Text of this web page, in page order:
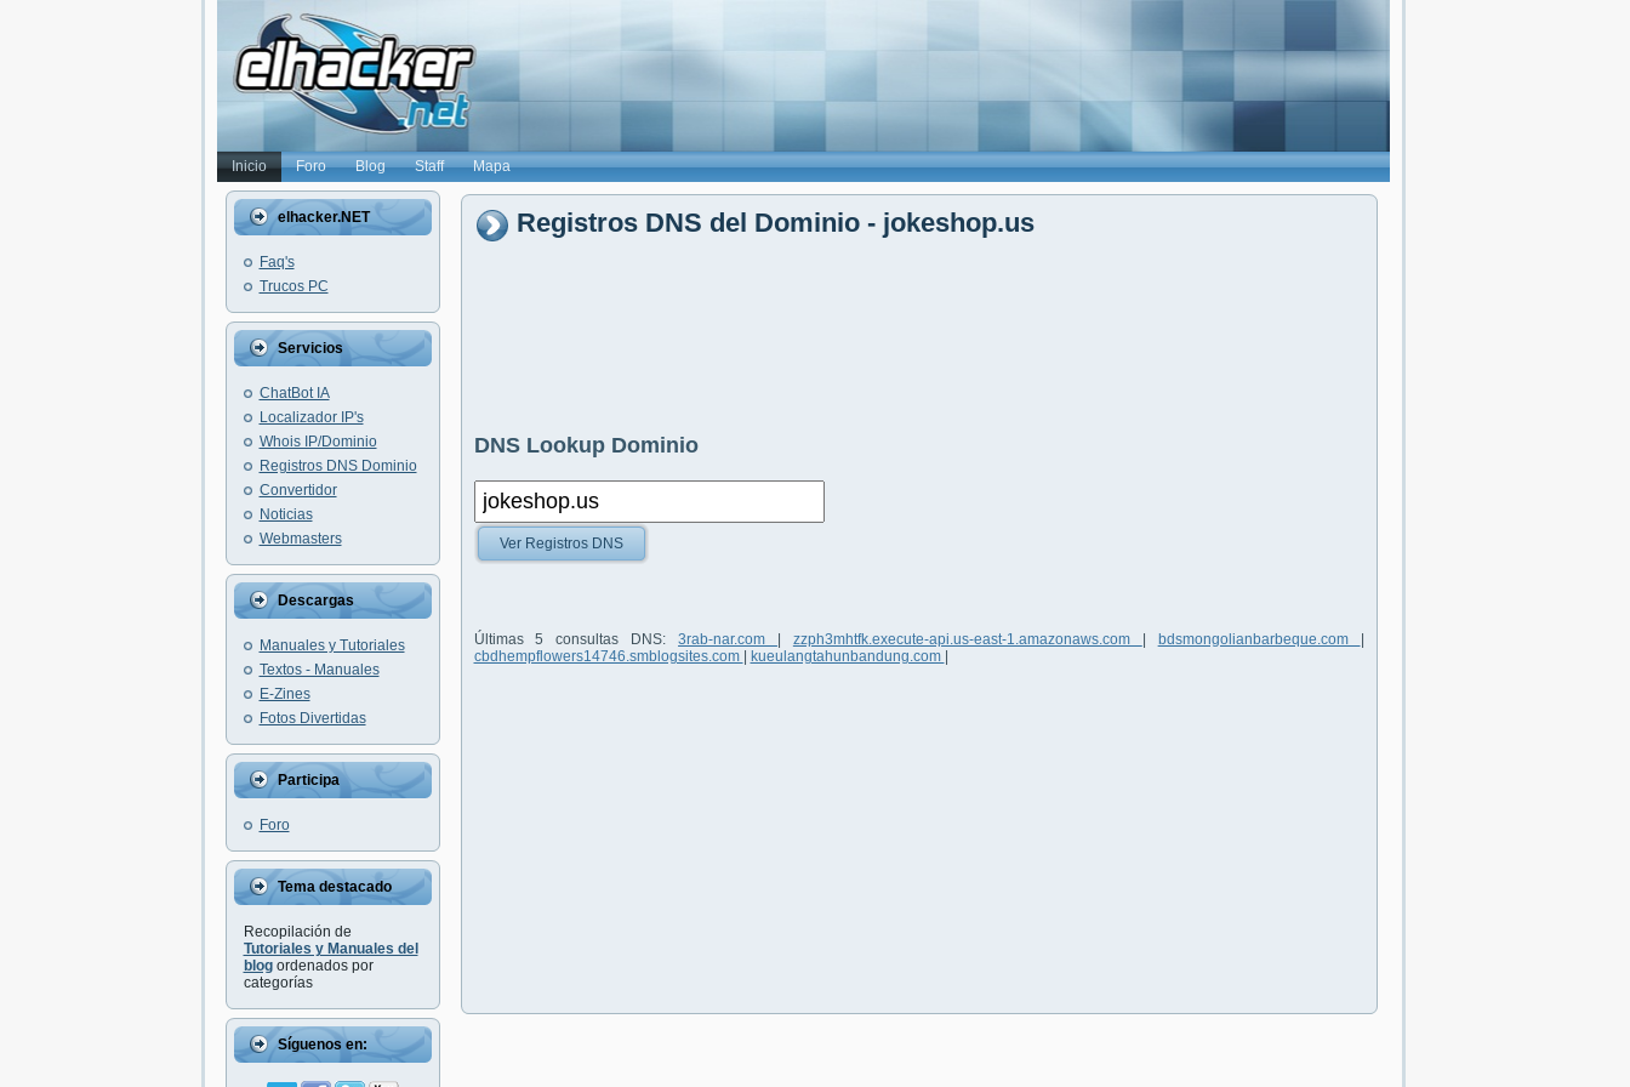
Inicio Foro Blog Staff Mapa
elhacker.NET
Faq's
Trucos PC
Servicios
ChatBot IA
Localizador IP's
Whois IP/Dominio
Registros DNS Dominio
Convertidor
Noticias
Webmasters
Descargas
Manuales y Tutoriales
Textos - Manuales
E-Zines
Fotos Divertidas
Participa
Foro
Tema destacado
Recopilación de
Tutoriales y Manuales del
blogordenados por
categorías
Síguenos en:
Registros DNS del Dominio - jokeshop.us
DNS Lookup Dominio
Ver Registros DNS
Últimas 5 consultas DNS:3rab-nar.com zzph3mhtfk.execute-api.us-east-1.amazonaws.com bdsmongolianbarbeque.com
cbdhempflowers14746.smblogsites.com
kueulangtahunbandung.com